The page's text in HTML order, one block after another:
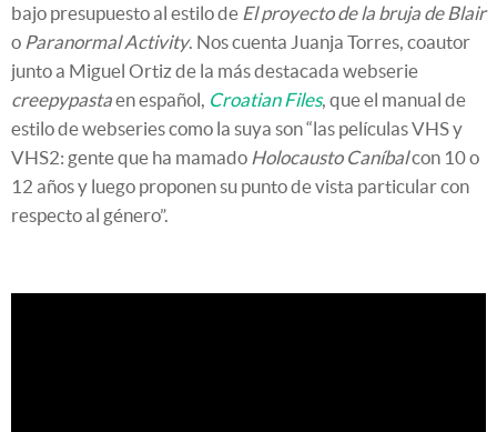
bajo presupuesto al estilo de El proyecto de la bruja de Blair
o Paranormal Activity. Nos cuenta Juanja Torres, coautor
junto a Miguel Ortiz de la más destacada webserie
creepypastaen español, Croatian Files, que el manual de
estilo de webseries como la suya son “las películas VHS y
VHS2: gente que ha mamado Holocausto Caníbalcon 10 o
12 años y luego proponen su punto de vista particular con
respecto al género”.